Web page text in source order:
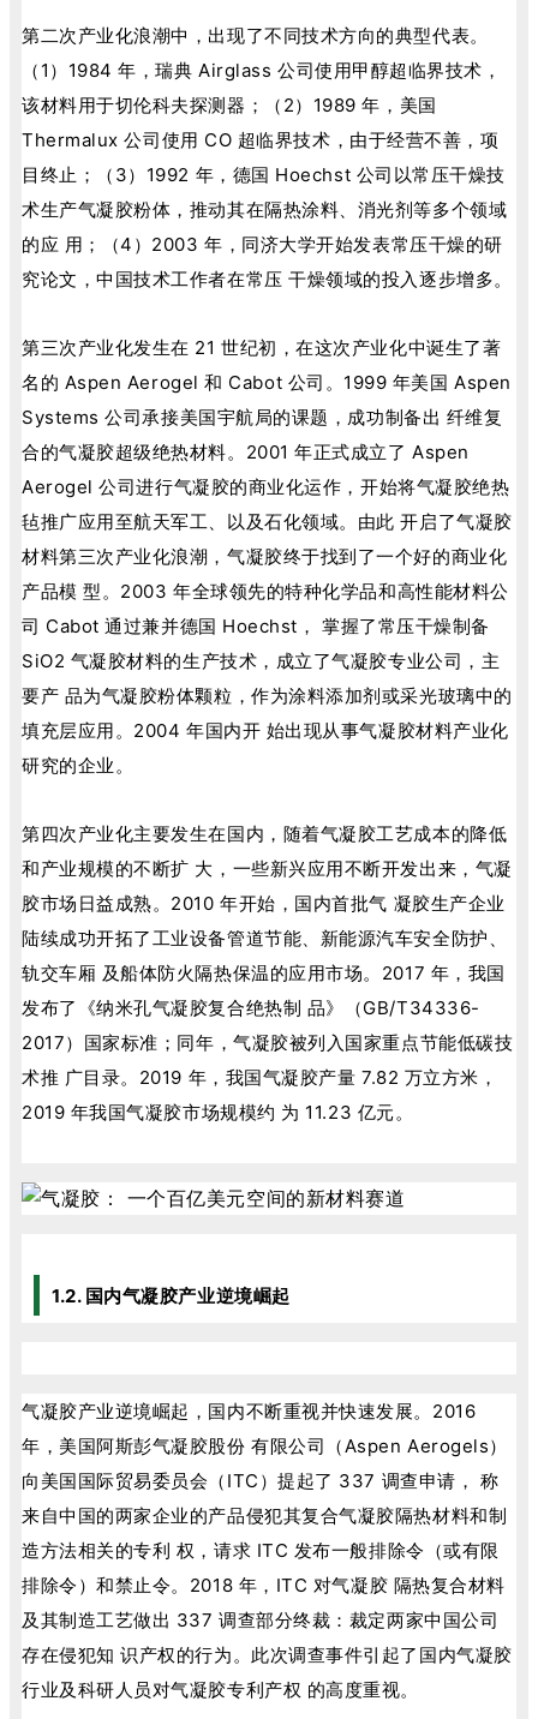
第二次产业化浪潮中，出现了不同技术方向的典型代表。
（1）1984 年，瑞典 Airglass 公司使用甲醇超临界技术，
该材料用于切伦科夫探测器；（2）1989 年，美国
Thermalux 公司使用 CO 超临界技术，由于经营不善，项
目终止；（3）1992 年，德国 Hoechst 公司以常压干燥技
术生产气凝胶粉体，推动其在隔热涂料、消光剂等多个领域
的应 用；（4）2003 年，同济大学开始发表常压干燥的研
究论文，中国技术工作者在常压 干燥领域的投入逐步增多。
第三次产业化发生在 21 世纪初，在这次产业化中诞生了著
名的 Aspen Aerogel 和 Cabot 公司。1999 年美国 Aspen
Systems 公司承接美国宇航局的课题，成功制备出 纤维复
合的气凝胶超级绝热材料。2001 年正式成立了 Aspen
Aerogel 公司进行气凝胶的商业化运作，开始将气凝胶绝热
毡推广应用至航天军工、以及石化领域。由此 开启了气凝胶
材料第三次产业化浪潮，气凝胶终于找到了一个好的商业化
产品模 型。2003 年全球领先的特种化学品和高性能材料公
司 Cabot 通过兼并德国 Hoechst， 掌握了常压干燥制备
SiO2 气凝胶材料的生产技术，成立了气凝胶专业公司，主
要产 品为气凝胶粉体颗粒，作为涂料添加剂或采光玻璃中的
填充层应用。2004 年国内开 始出现从事气凝胶材料产业化
研究的企业。
第四次产业化主要发生在国内，随着气凝胶工艺成本的降低
和产业规模的不断扩 大，一些新兴应用不断开发出来，气凝
胶市场日益成熟。2010 年开始，国内首批气 凝胶生产企业
陆续成功开拓了工业设备管道节能、新能源汽车安全防护、
轨交车厢 及船体防火隔热保温的应用市场。2017 年，我国
发布了《纳米孔气凝胶复合绝热制 品》（GB/T34336-
2017）国家标准；同年，气凝胶被列入国家重点节能低碳技
术推 广目录。2019 年，我国气凝胶产量 7.82 万立方米，
2019 年我国气凝胶市场规模约 为 11.23 亿元。
1.2. 国内气凝胶产业逆境崛起
气凝胶产业逆境崛起，国内不断重视并快速发展。2016
年，美国阿斯彭气凝胶股份 有限公司（Aspen Aerogels）
向美国国际贸易委员会（ITC）提起了 337 调查申请， 称
来自中国的两家企业的产品侵犯其复合气凝胶隔热材料和制
造方法相关的专利 权，请求 ITC 发布一般排除令（或有限
排除令）和禁止令。2018 年，ITC 对气凝胶 隔热复合材料
及其制造工艺做出 337 调查部分终裁：裁定两家中国公司
存在侵犯知 识产权的行为。此次调查事件引起了国内气凝胶
行业及科研人员对气凝胶专利产权 的高度重视。